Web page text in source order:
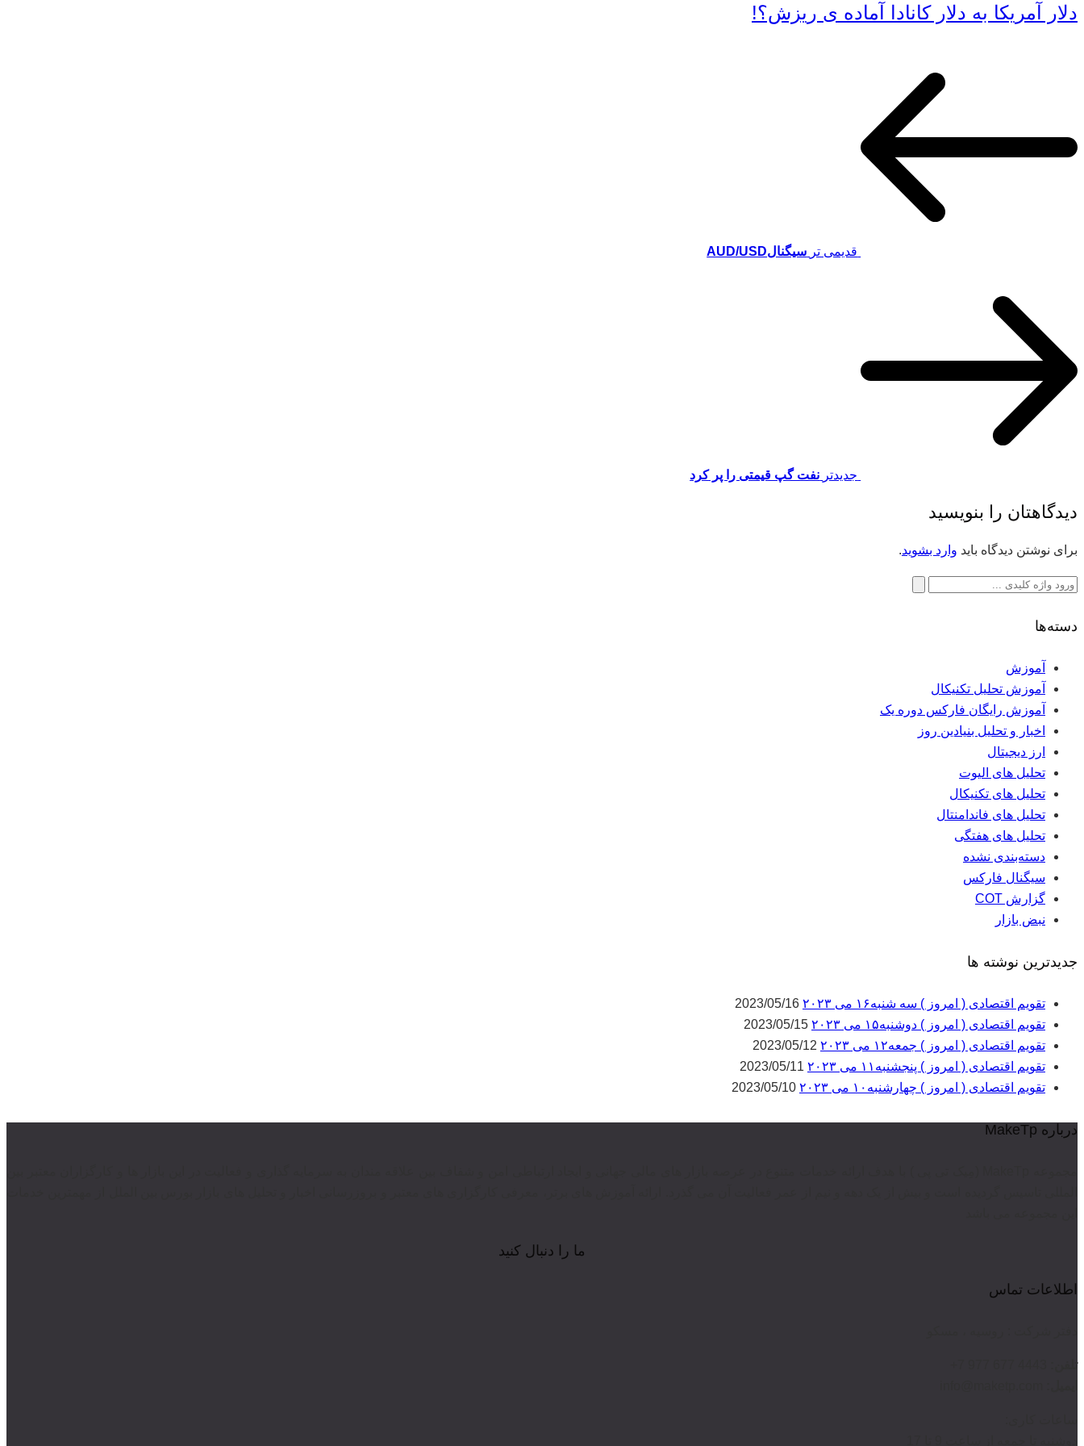
دلار آمریکا به دلار کانادا آماده ی ریزش؟!
قدیمی تر سیگنالAUD/USD
جدیدتر نفت گپ قیمتی را پر کرد
دیدگاهتان را بنویسید
برای نوشتن دیدگاه باید وارد بشوید.
جستجو
دسته‌ها
آموزش
آموزش تحلیل تکنیکال
آموزش رایگان فارکس دوره یک
اخبار و تحلیل بنیادین روز
ارز دیجیتال
تحلیل های الیوت
تحلیل های تکنیکال
تحلیل های فاندامنتال
تحلیل های هفتگی
دسته‌بندی نشده
سیگنال فارکس
گزارش COT
نبض بازار
جدیدترین نوشته ها
تقویم اقتصادی ( امروز ) سه شنبه۱۶ می ۲۰۲۳
2023/05/16
تقویم اقتصادی ( امروز ) دوشنبه۱۵ می ۲۰۲۳
2023/05/15
تقویم اقتصادی ( امروز ) جمعه۱۲ می ۲۰۲۳
2023/05/12
تقویم اقتصادی ( امروز ) پنجشنبه۱۱ می ۲۰۲۳
2023/05/11
تقویم اقتصادی ( امروز ) چهارشنبه۱۰ می ۲۰۲۳
2023/05/10
درباره MakeTp
ما را دنبال کنید
اطلاعات تماس